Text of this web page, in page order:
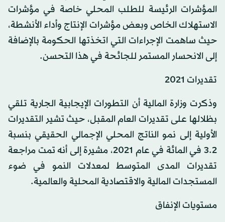
المؤشرات الرئيسة للطلب المحلي خاصة في مؤشرات
الاستهلاك الخاص وبعض مؤشرات الإنتاج وأداء الأنشطة،
حيث ساهمت الإجراءات التي اتخذتها الحكومة بالإضافة
إلى الانحسار المستمر للجائحة في هذا التحسن.
تقديرات 2021
وذكرت وزارة المالية أن التطورات الإيجابية الجارية تلقي
بظلالها على تقديرات العام المقبل، حيث تشير التقديرات
الأولية إلى نمو الناتج المحلي الإجمالي الحقيقي بنسبة
3.2 في المائة في عام 2021، مشيرة إلى أنه تمت مراجعة
تقديرات المدى المتوسط لمعدلات النمو في ضوء
المستجدات المالية والاقتصادية المحلية والعالمية.
مستويات الإنفاق